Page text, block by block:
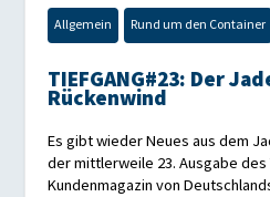
Allgemein Rund um den Container
TIEFGANG#23: Der
Rückenwind
Es gibt wieder Neues aus dem
der mittlerweile 23. Ausgabe des
Kundenmagazin von